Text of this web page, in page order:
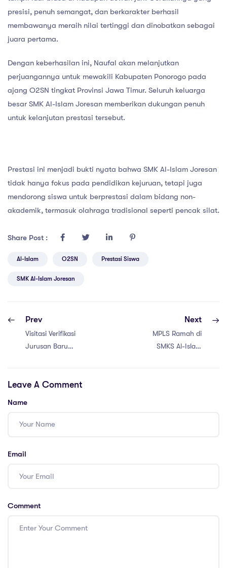
presisi, penuh semangat, dan berkarakter berhasil
membawanya meraih nilai tertinggi dan dinobatkan sebagai
juara pertama.
Dengan keberhasilan ini, Naufal akan melanjutkan
perjuangannya untuk mewakili Kabupaten Ponorogo pada
ajang O2SN tingkat Provinsi Jawa Timur. Seluruh keluarga
besar SMK Al-Islam Joresan memberikan dukungan penuh
untuk kelanjutan prestasi tersebut.
Prestasi ini menjadi bukti nyata bahwa SMK Al-Islam Joresan
tidak hanya fokus pada pendidikan kejuruan, tetapi juga
mendorong siswa untuk berprestasi dalam bidang non-
akademik, termasuk olahraga tradisional seperti pencak silat.
Share Post :
Al-Islam O2SN Prestasi Siswa
SMK Al-Islam Joresan
Prev
Visitasi Verifikasi
Jurusan Baru
SMK Al-Islam
Pendidikan Jawa
Next
MPLS Ramah di
SMKS Al-Islam
Leave A Comment
Name
Email
Comment